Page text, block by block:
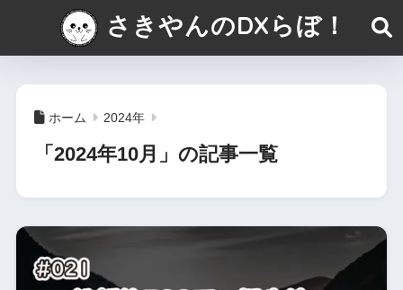
さきやんのDXらぼ！
ホーム 2024年
「2024年10月」の記事一覧